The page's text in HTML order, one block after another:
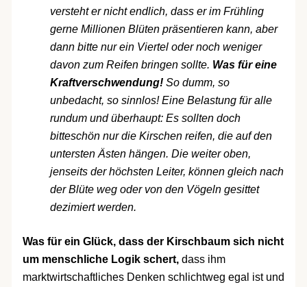
versteht er nicht endlich, dass er im Frühling
gerne Millionen Blüten präsentieren kann, aber
dann bitte nur ein Viertel oder noch weniger
davon zum Reifen bringen sollte. Was für eine
Kraftverschwendung!So dumm, so
unbedacht, so sinnlos! Eine Belastung für alle
rundum und überhaupt: Es sollten doch
bitteschön nur die Kirschen reifen, die auf den
untersten Ästen hängen. Die weiter oben,
jenseits der höchsten Leiter, können gleich nach
der Blüte weg oder von den Vögeln gesittet
dezimiert werden.
Was für ein Glück, dass der Kirschbaum sich nicht
um menschliche Logik schert,dass ihm
marktwirtschaftliches Denken schlichtweg egal ist und